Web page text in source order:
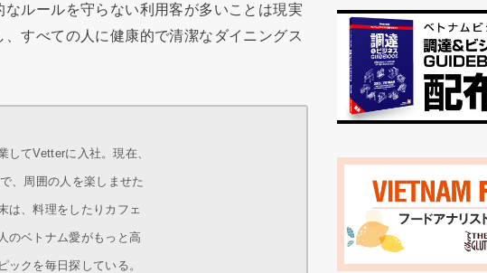
ルールを守らない利用客が多いことは現実
すべての人に健康的で清潔なダイニングス
てVetterに入社。現在、
、周囲の人を楽しませた
は、料理をしたりカフェ
のベトナム愛がもっと高
クを毎日探している。